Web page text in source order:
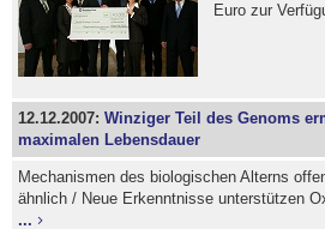
Euro zur
12.12.2007:Winziger Teil des Genoms
maximalen Lebensdauer
Mechanismen des biologischen Alterns
ähnlich / Neue Erkenntnisse unterstützen
...